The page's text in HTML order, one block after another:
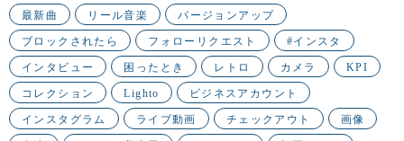
最新曲 リール音楽 バージョンアップ
ブロックされたら フォローリクエスト #インスタ
インタビュー 困ったとき レトロ カメラ KPI
コレクション Lighto ビジネスアカウント
インスタグラム ライブ動画 チェックアウト 画像